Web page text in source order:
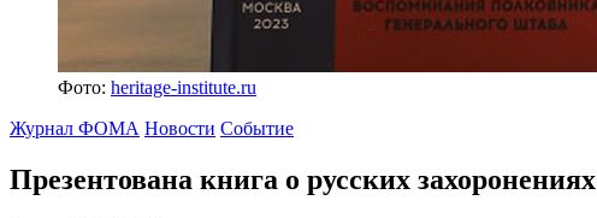
Фото: heritage-institute.ru
Журнал ФОМА Новости Событие
Презентована книга о русских захоронениях